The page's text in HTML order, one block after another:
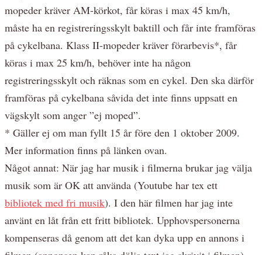
mopeder kräver AM-körkot, får köras i max 45 km/h,
måste ha en registreringsskylt baktill och får inte framföras
på cykelbana. Klass II-mopeder kräver förarbevis*, får
köras i max 25 km/h, behöver inte ha någon
registreringsskylt och räknas som en cykel. Den ska därför
framföras på cykelbana såvida det inte finns uppsatt en
vägskylt som anger ”ej moped”.
* Gäller ej om man fyllt 15 år före den 1 oktober 2009.
Mer information finns på länken ovan.
Något annat: När jag har musik i filmerna brukar jag välja
musik som är OK att använda (Youtube har tex ett
bibliotek med fri musik). I den här filmen har jag inte
använt en låt från ett fritt bibliotek. Upphovspersonerna
kompenseras då genom att det kan dyka upp en annons i